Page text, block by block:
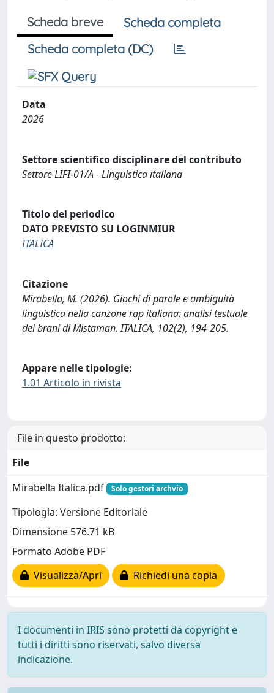
Scheda breve
Scheda completa
Scheda completa (DC)
Data
2026
Settore scientifico disciplinare del contributo
Settore LIFI-01/A - Linguistica italiana
Titolo del periodico
DATO PREVISTO SU LOGINMIUR
ITALICA
Citazione
Mirabella, M. (2026). Giochi di parole e ambiguità
linguistica nella canzone rap italiana: analisi testuale
dei brani di Mistaman. ITALICA, 102(2), 194-205.
Appare nelle tipologie:
1.01 Articolo in rivista
File in questo prodotto:
File
Mirabella Italica.pdf
Solo gestori archvio
Tipologia: Versione Editoriale
Dimensione 576.71 kB
Formato Adobe PDF
Visualizza/Apri
Richiedi una copia
I documenti in IRIS sono protetti da copyright e
tutti i diritti sono riservati, salvo diversa
indicazione.